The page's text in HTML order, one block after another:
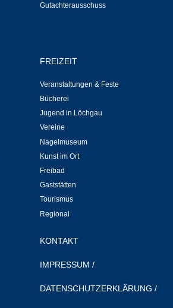
Gutachterausschuss
FREIZEIT
Veranstaltungen & Feste
Bücherei
Jugend in Löchgau
Vereine
Nagelmuseum
Kunst im Ort
Freibad
Gaststätten
Tourismus
Regional
KONTAKT
IMPRESSUM /
DATENSCHUTZERKLÄRUNG /